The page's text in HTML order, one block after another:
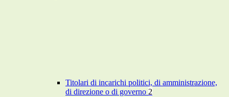
Titolari di incarichi politici, di amministrazione,
di direzione o di governo 2